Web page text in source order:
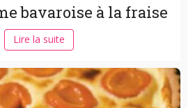
bavaroise à la fraise
Lire la suite